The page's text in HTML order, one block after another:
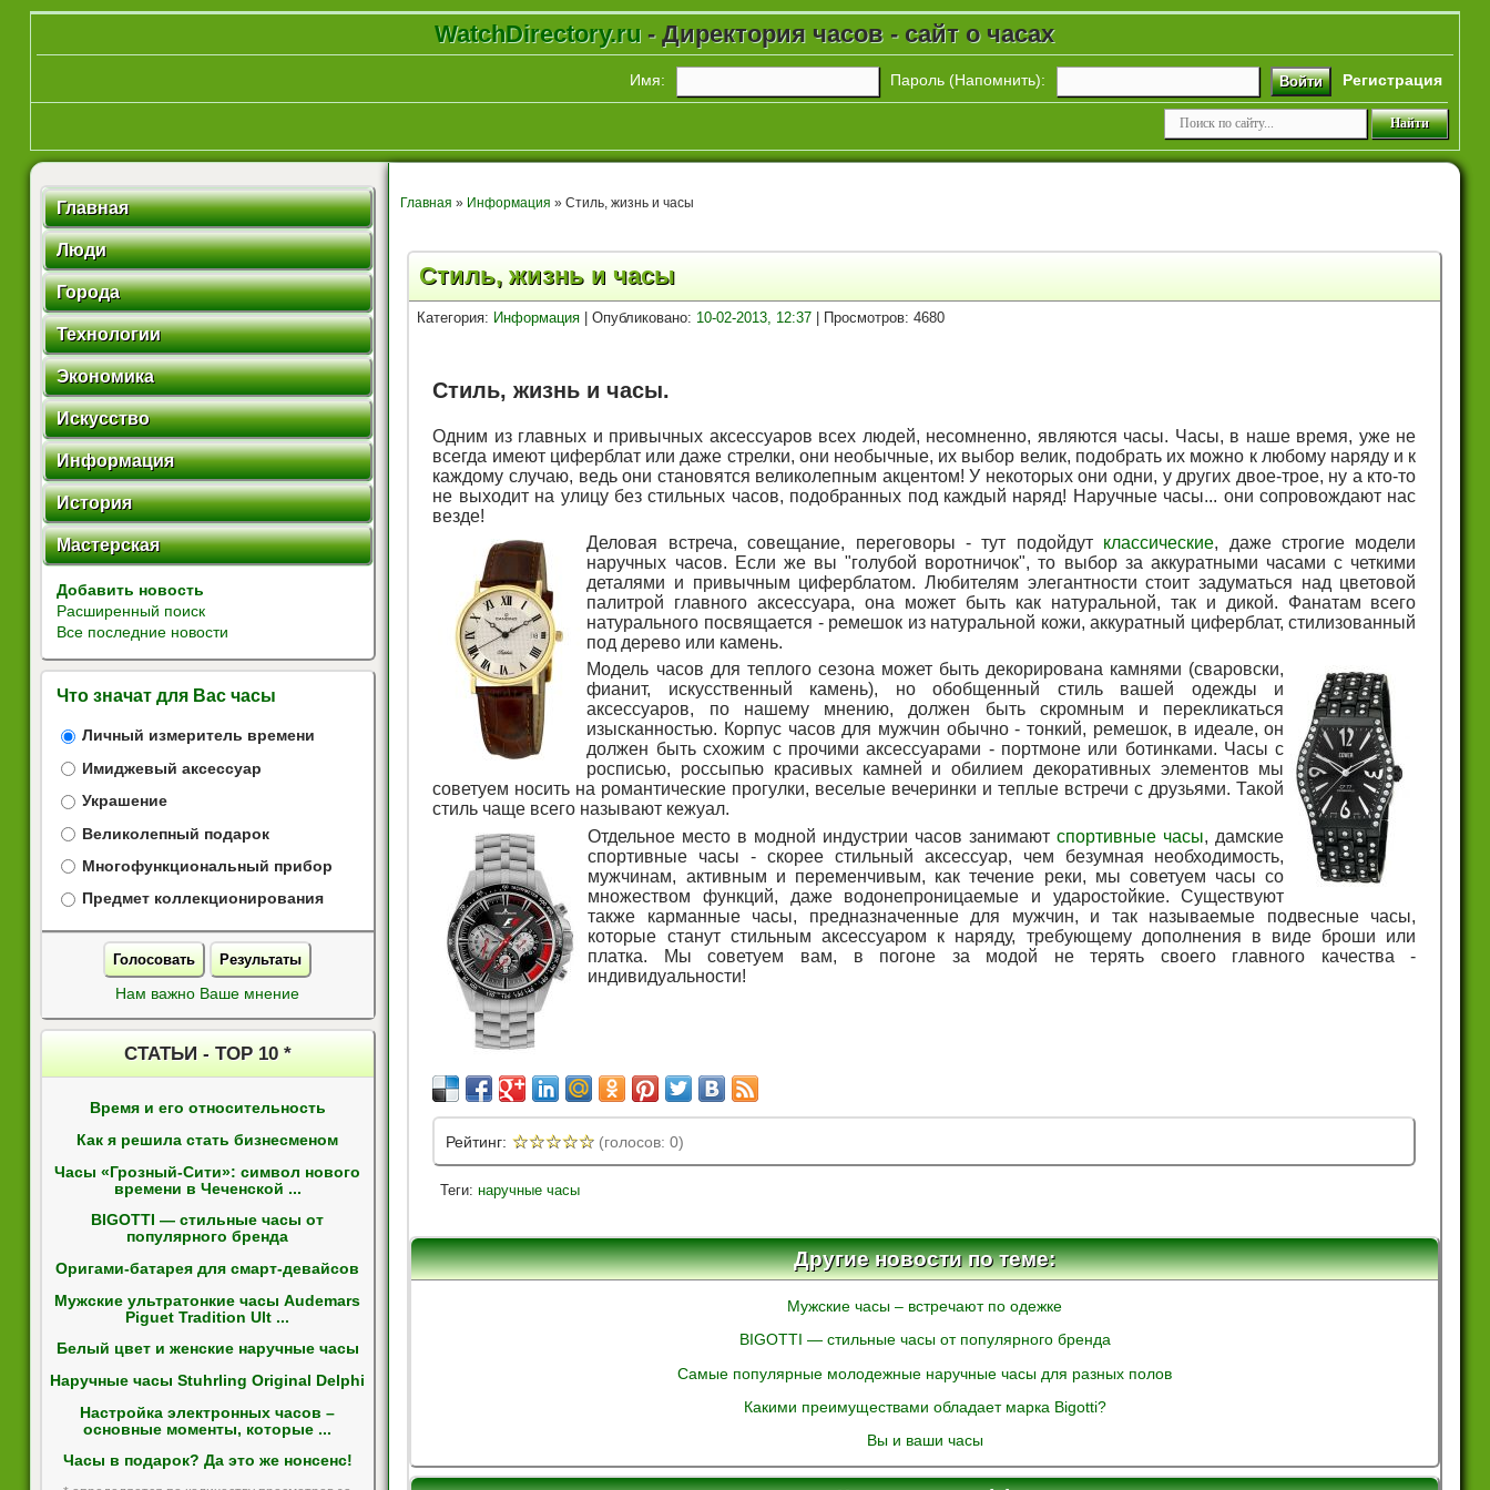
WatchDirectory.ru - Директория часов - сайт о часах
Имя: Пароль (Напомнить): Войти Регистрация
Главная
Люди
Города
Технологии
Экономика
Искусство
Информация
История
Мастерская
Добавить новость
Расширенный поиск
Все последние новости
Что значат для Вас часы
Личный измеритель времени
Имиджевый аксессуар
Украшение
Великолепный подарок
Многофункциональный прибор
Предмет коллекционирования
Голосовать Результаты
Нам важно Ваше мнение
СТАТЬИ - ТОР 10 *
Время и его относительность
Как я решила стать бизнесменом
Часы «Грозный-Сити»: символ нового
времени в Чеченской ...
BIGOTTI — стильные часы от
популярного бренда
Оригами-батарея для смарт-девайсов
Мужские ультратонкие часы Audemars
Piguet Tradition Ult ...
Белый цвет и женские наручные часы
Наручные часы Stuhrling Original Delphi
Настройка электронных часов –
основные моменты, которые ...
Часы в подарок? Да это же нонсенс!
Главная » Информация » Стиль, жизнь и часы
Стиль, жизнь и часы
Категория: Информация| Опубликовано: 10-02-2013, 12:37| Просмотров: 4680
Стиль, жизнь и часы.
Одним из главных и привычных аксессуаров всех людей, несомненно, являются часы. Часы, в наше время, уже не
всегда имеют циферблат или даже стрелки, они необычные, их выбор велик, подобрать их можно к любому наряду и к
каждому случаю, ведь они становятся великолепным акцентом! У некоторых они одни, у других двое-трое, ну а кто-то
не выходит на улицу без стильных часов, подобранных под каждый наряд! Наручные часы... они сопровождают нас
везде!
Деловая встреча, совещание, переговоры - тут подойдут классические, даже строгие модели
наручных часов. Если же вы "голубой воротничок", то выбор за аккуратными часами с четкими
деталями и привычным циферблатом. Любителям элегантности стоит задуматься над цветовой
палитрой главного аксессуара, она может быть как натуральной, так и дикой. Фанатам всего
натурального посвящается - ремешок из натуральной кожи, аккуратный циферблат, стилизованный
под дерево или камень.
Модель часов для теплого сезона может быть декорирована камнями (сваровски,
фианит, искусственный камень), но обобщенный стиль вашей одежды и
аксессуаров, по нашему мнению, должен быть скромным и перекликаться
изысканностью. Корпус часов для мужчин обычно - тонкий, ремешок, в идеале, он
должен быть схожим с прочими аксессуарами - портмоне или ботинками. Часы с
росписью, россыпью красивых камней и обилием декоративных элементов мы
советуем носить на романтические прогулки, веселые вечеринки и теплые встречи с друзьями. Такой
стиль чаще всего называют кежуал.
Отдельное место в модной индустрии часов занимаютспортивные часы, дамские
спортивные часы - скорее стильный аксессуар, чем безумная необходимость,
мужчинам, активным и переменчивым, как течение реки, мы советуем часы со
множеством функций, даже водонепроницаемые и ударостойкие. Существуют
также карманные часы, предназначенные для мужчин, и так называемые подвесные часы,
которые станут стильным аксессуаром к наряду, требующему дополнения в виде броши или
платка. Мы советуем вам, в погоне за модой не терять своего главного качества -
индивидуальности!
Рейтинг: ☆☆☆☆☆ (голосов: 0)
Теги: наручные часы
Другие новости по теме:
Мужские часы – встречают по одежке
BIGOTTI — стильные часы от популярного бренда
Самые популярные молодежные наручные часы для разных полов
Какими преимуществами обладает марка Bigotti?
Вы и ваши часы